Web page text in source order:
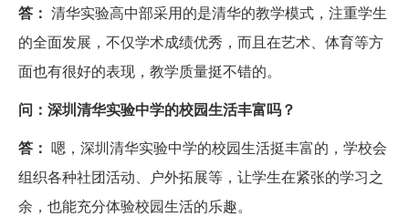
答： 清华实验高中部采用的是清华的教学模式，注重学生
的全面发展，不仅学术成绩优秀，而且在艺术、体育等方
面也有很好的表现，教学质量挺不错的。
问： 深圳清华实验中学的校园生活丰富吗？
答： 嗯，深圳清华实验中学的校园生活挺丰富的，学校会
组织各种社团活动、户外拓展等，让学生在紧张的学习之
余，也能充分体验校园生活的乐趣。